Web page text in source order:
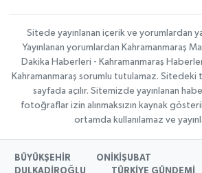
Sitede yayınlanan içerik ve yorumlardan
Yayınlanan yorumlardan Kahramanmaraş
Dakika Haberleri - Kahramanmaraş
Kahramanmaraş sorumlu tutulamaz. Sitedeki
sayfada açılır. Sitemizde yayınlanan
fotoğraflar izin alınmaksızın kaynak
ortamda kullanılamaz ve
BÜYÜKŞEHİR
ONİKİŞUBAT
DULKADİROĞLU
TÜRKİYE GÜNDEMİ